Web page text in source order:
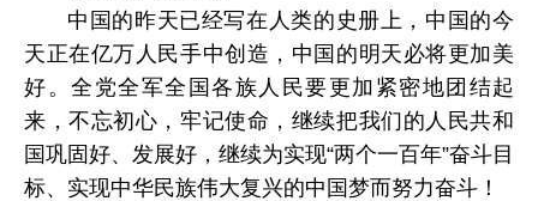
中国的昨天已经写在人类的史册上，中国的今
天正在亿万人民手中创造，中国的明天必将更加美
好。全党全军全国各族人民要更加紧密地团结起
来，不忘初心，牢记使命，继续把我们的人民共和
国巩固好、发展好，继续为实现“两个一百年”奋斗目
标、实现中华民族伟大复兴的中国梦而努力奋斗！